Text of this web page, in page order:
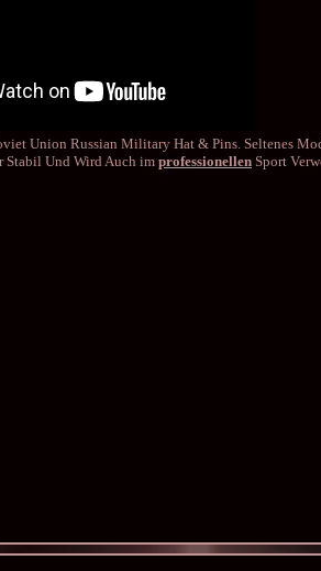
Union Russian Military Hat & Pins. Seltenes
Stabil Und Wird Auch im professionellenSport